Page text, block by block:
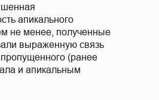
апикального
не менее, полученные
выраженную связь
(ранее
и апикальным